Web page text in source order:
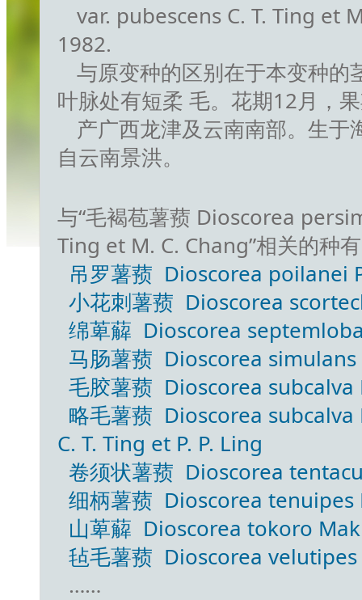
var. pubescens C. T. Ting et
1982.
与原变种的区别在于本变种的
叶脉处有短柔 毛。花期12月，
产广西龙津及云南南部。生
自云南景洪。
与“毛褐苞薯蓣 Dioscorea
Ting et M. C. Chang”相关的种
吊罗薯蓣 Dioscorea poilanei
小花刺薯蓣 Dioscorea
绵萆薢 Dioscorea
马肠薯蓣 Dioscorea
毛胶薯蓣 Dioscorea
略毛薯蓣 Dioscorea
C. T. Ting et P. P. Ling
卷须状薯蓣 Dioscorea
细柄薯蓣 Dioscorea tenuipes
山萆薢 Dioscorea tokoro
毡毛薯蓣 Dioscorea
……